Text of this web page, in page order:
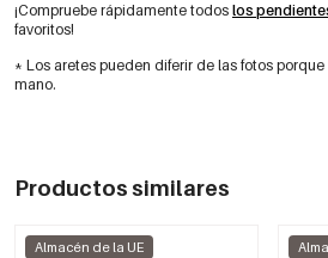
¡Compruebe rápidamente todos los
favoritos!
* Los aretes pueden diferir de las fotos
mano.
Productos similares
Almacén de la UE